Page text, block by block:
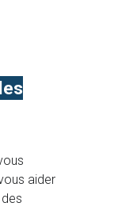
aider